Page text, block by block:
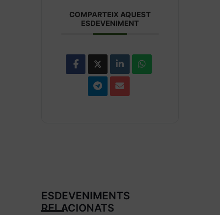
COMPARTEIX AQUEST
ESDEVENIMENT
ESDEVENIMENTS
RELACIONATS